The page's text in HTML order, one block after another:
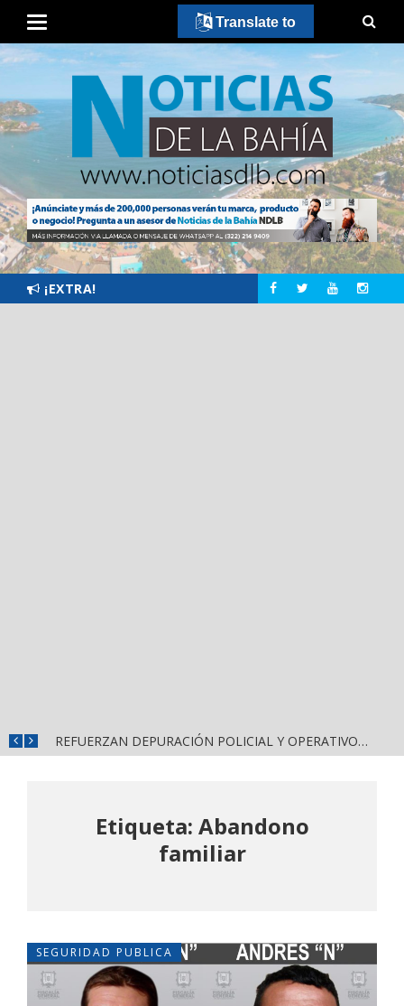
¡EXTRA!
MUNICIPIOS DE NAYARIT ENFRENTAN SEVERA FRAGILIDAD FINANCIERA POR DEUDAS Y NÓMINAS
Etiqueta: Abandono
familiar
SEGURIDAD PUBLICA
Translate to